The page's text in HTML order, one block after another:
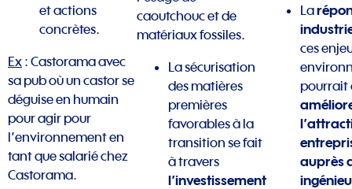
et actions
concrètes.
Ex : Castorama avec
sa pub où un castor se
déguise en humain
pour agir pour
l’environnement en
tant que salarié chez
Castorama.
caoutchouc et de
matériaux fossiles.
La sécurisation
des matières
premières
favorables à la
transition se fait
à travers
l’investissement
La
ces
pourrait
auprès